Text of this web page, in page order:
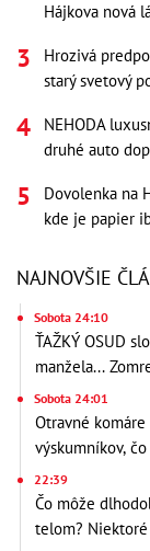
Hájkova nová
Hrozivá
starý svetový
NEHODA
druhé auto
Dovolenka na
kde je papier
NAJNOVŠIE
Sobota 24:10
ŤAŽKÝ OSUD
manžela...
Sobota 24:01
Otravné
výskumníkov,
22:39
Čo môže
telom? Niektoré